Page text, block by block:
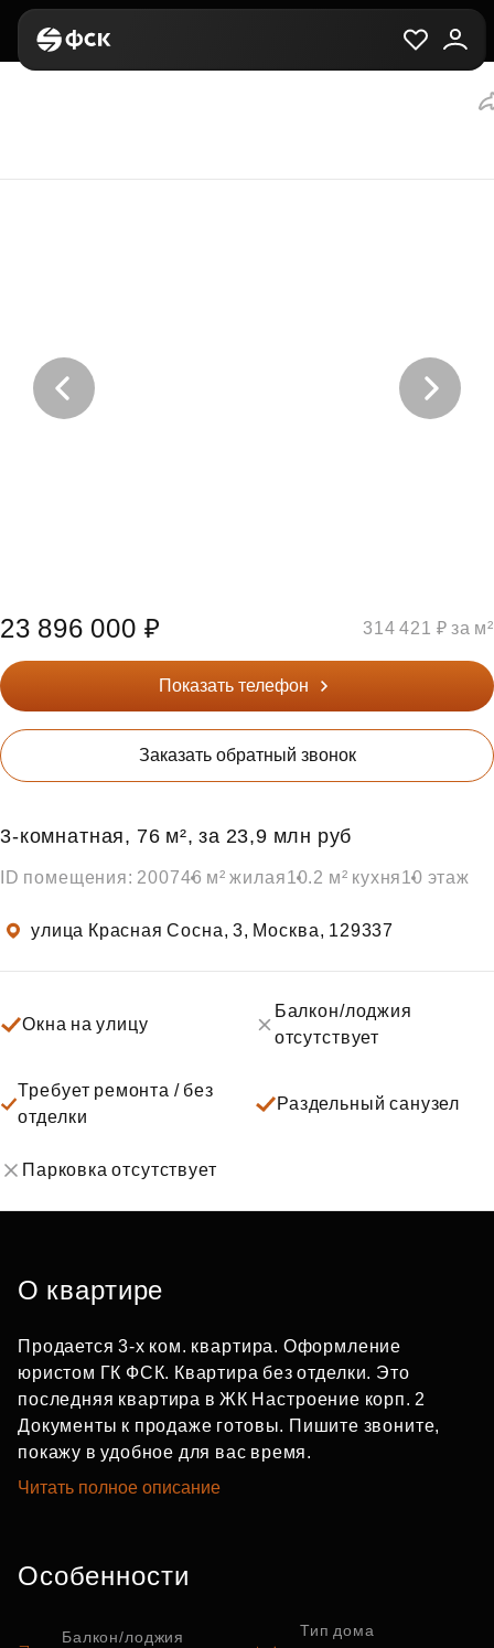
3-комнатная, 76 м²,
23 896 000 ₽ 314 421 ₽ за м²
Показать телефон
Заказать обратный звонок
3‑комнатная, 76 м², за 23,9 млн руб
ID помещения: 200746 м² жилая10.2 м² кухня10 этаж
улица Красная Сосна, 3, Москва, 129337
Окна на улицу
Балкон/лоджия
отсутствует
Требует ремонта / без
отделки
Раздельный санузел
Парковка отсутствует
О квартире
Продается 3-х ком. квартира. Оформление
юристом ГК ФСК. Квартира без отделки. Это
последняя квартира в ЖК Настроение корп. 2
Документы к продаже готовы. Пишите звоните,
покажу в удобное для вас время.
Читать полное описание
Особенности
Балкон/лоджия Тип дома